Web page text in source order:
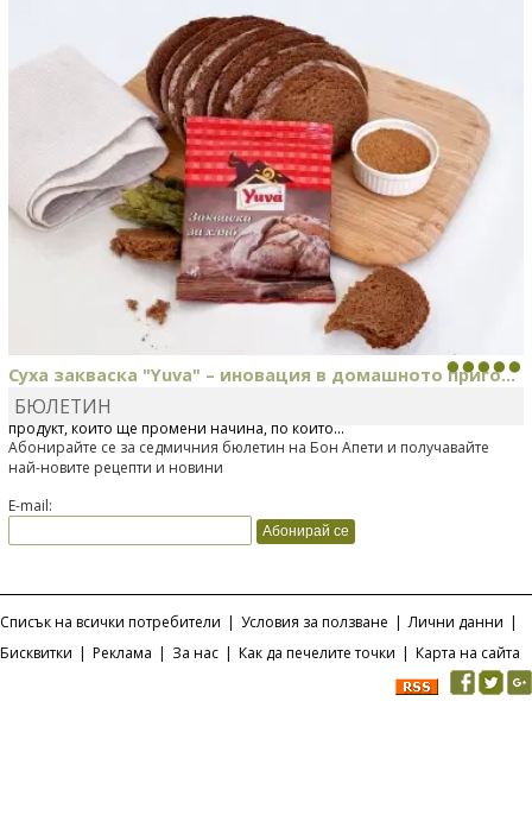
Суха закваска "Yuva" – иновация в домашното приго...
Отскоро Лесафр България стартира предлагането на изцяло нов
продукт, който ще промени начина, по който...
БЮЛЕТИН
Абонирайте се за седмичния бюлетин на Бон Апети и получавайте
най-новите рецепти и новини
E-mail:
Списък на всички потребители | Условия за ползване | Лични данни |
Бисквитки | Реклама | За нас | Как да печелите точки | Карта на сайта